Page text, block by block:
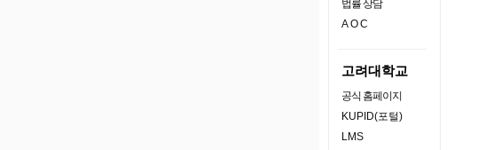
법률 상담
AOC
고려대학교
공식 홈페이지
KUPID(포털)
LMS